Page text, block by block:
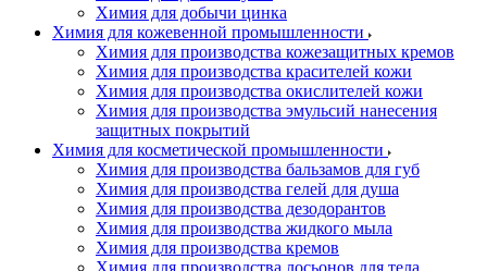
Химия для добычи цинка
Химия для кожевенной промышленности
Химия для производства кожезащитных кремов
Химия для производства красителей кожи
Химия для производства окислителей кожи
Химия для производства эмульсий нанесения
защитных покрытий
Химия для косметической промышленности
Химия для производства бальзамов для губ
Химия для производства гелей для душа
Химия для производства дезодорантов
Химия для производства жидкого мыла
Химия для производства кремов
Химия для производства лосьонов для тела